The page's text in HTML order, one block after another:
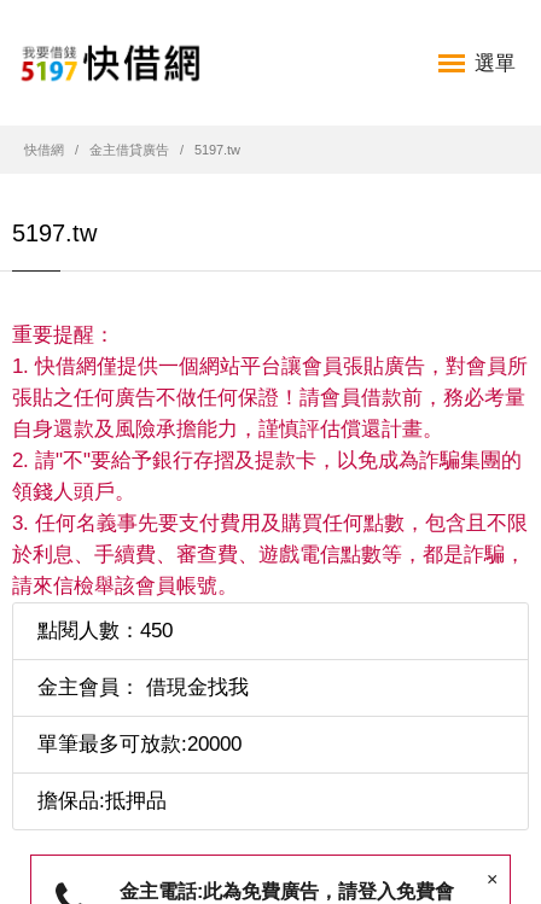
選單
快借網 金主借貸廣告 5197.tw
5197.tw
重要提醒：
1. 快借網僅提供一個網站平台讓會員張貼廣告，對會員所
張貼之任何廣告不做任何保證！請會員借款前，務必考量
自身還款及風險承擔能力，謹慎評估償還計畫。
2. 請"不"要給予銀行存摺及提款卡，以免成為詐騙集團的
領錢人頭戶。
3. 任何名義事先要支付費用及購買任何點數，包含且不限
於利息、手續費、審查費、遊戲電信點數等，都是詐騙，
請來信檢舉該會員帳號。
點閱人數：450
金主會員： 借現金找我
單筆最多可放款:20000
擔保品:抵押品
×
金主電話:此為免費廣告，請登入免費會